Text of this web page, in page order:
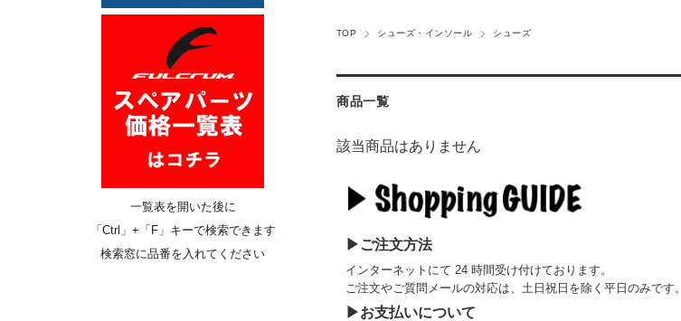
TOP シューズ・インソール シューズ
商品一覧
該当商品はありません
▶ご注文方法
インターネットにて 24 時間受け付けております。
ご注文やご質問メールの対応は、土日祝日を除く平日のみです。
▶お支払いについて
一覧表を開いた後に
「 Ctrl 」+「F」キーで検索できます
検索窓に品番を入れてください